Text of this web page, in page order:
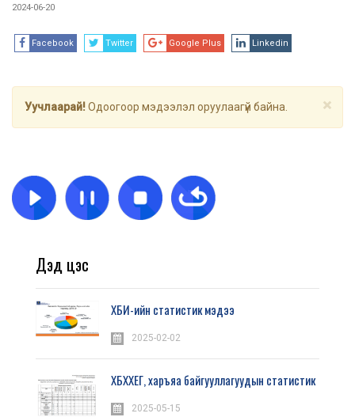
2024-06-20
Facebook Twitter Google Plus Linkedin
×
Уучлаарай!Одоогоор мэдээлэл оруулаагүй байна.
Дэд цэс
ХБИ-ийн статистик мэдээ
2025-02-02
ХБХХЕГ, харъяа байгууллагуудын статистик
2025-05-15